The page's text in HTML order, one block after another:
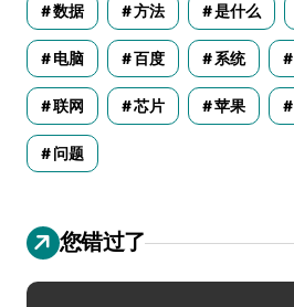
数据 方法 是什么
电脑 百度 系统
联网 芯片 苹果
问题
您错过了